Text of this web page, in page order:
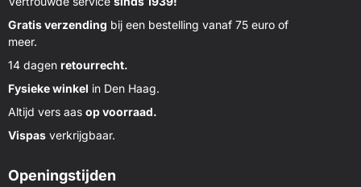
Gratis verzending bij een bestelling vanaf 75 euro of
meer.
14 dagen retourrecht.
Fysieke winkel in Den Haag.
Altijd vers aas op voorraad.
Vispas verkrijgbaar.
Openingstijden